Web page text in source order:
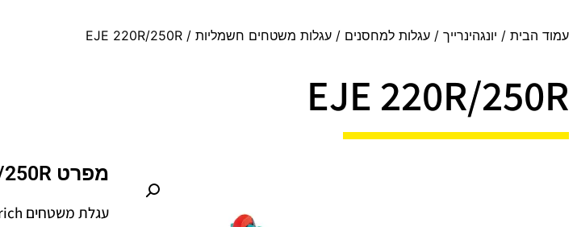
עמוד הבית / יונגהינרייך / עגלות למחסנים / עגלות משטחים חשמליות / EJE 220R/250R
EJE 220R/250R
מפרט EJE 220R/250R